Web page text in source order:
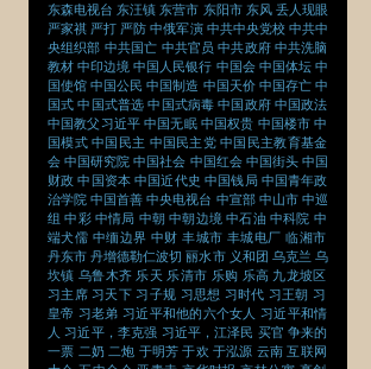
东森电视台 东汪镇 东营市 东阳市 东风 丢人现眼
严家祺 严打 严防 中俄军演 中共中央党校 中共中
央组织部 中共国亡 中共官员 中共政府 中共洗脑
教材 中印边境 中国人民银行 中国会 中国体坛 中
国使馆 中国公民 中国制造 中国天价 中国存亡 中
国式 中国式普选 中国式病毒 中国政府 中国政法
中国教父习近平 中国无眠 中国权贵 中国楼市 中
国模式 中国民主 中国民主党 中国民主教育基金
会 中国研究院 中国社会 中国红会 中国街头 中国
财政 中国资本 中国近代史 中国钱局 中国青年政
治学院 中国首善 中央电视台 中宣部 中山市 中巡
组 中彩 中情局 中朝 中朝边境 中石油 中科院 中
端犬儒 中缅边界 中财 丰城市 丰城电厂 临湘市
丹东市 丹增德勒仁波切 丽水市 义和团 乌克兰 乌
坎镇 乌鲁木齐 乐天 乐清市 乐购 乐高 九龙坡区
习主席 习天下 习子规 习思想 习时代 习王朝 习
皇帝 习老弟 习近平和他的六个女人 习近平和情
人 习近平，李克强 习近平，江泽民 买官 争来的
一票 二奶 二炮 于明芳 于欢 于泓源 云南 互联网